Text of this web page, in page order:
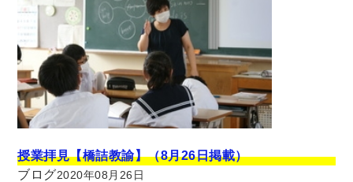
授業拝見【橋詰教諭】（8月26日掲載）
ブログ2020年08月26日